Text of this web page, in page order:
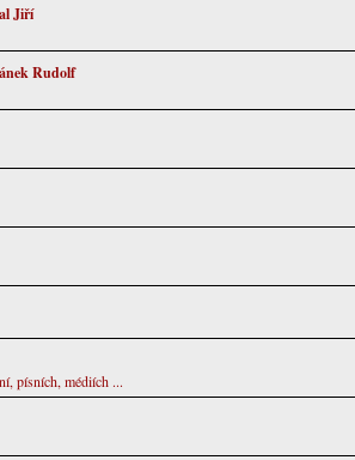
Jiří
Rudolf
písních, médiích ...